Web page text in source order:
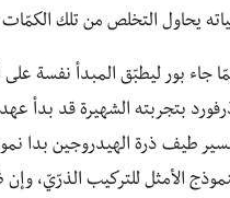
يحاول التخلص من تلك
جاء بور ليطبّق المبدأ نفسة على
بتجربته الشهيرة قد بدأ
طيف ذرة الهيدروجين بدا
الأمثل للتركيب الذرّيّ،